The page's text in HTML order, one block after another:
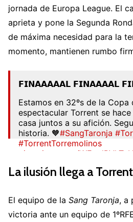
jornada de Europa League. El
aprieta y pone la Segunda
de máxima necesidad para la
momento, mantienen rumbo
𝗙𝗜𝗡𝗔𝗔𝗔𝗔𝗔𝗟 𝗙𝗜𝗡𝗔𝗔𝗔𝗔𝗟
Estamos en 32ºs de la Copa
espectacular Torrent se
casa juntos a su afición.
historia. 🧡#SangTaronja
#TorrentTorremolinos
pic.twitter.com/WEwdPVhTnH
— Torrent C.F. (@tcf_oficial)
La ilusión llega a Torrent
El equipo de la Sang Taronja, a
victoria ante un equipo de